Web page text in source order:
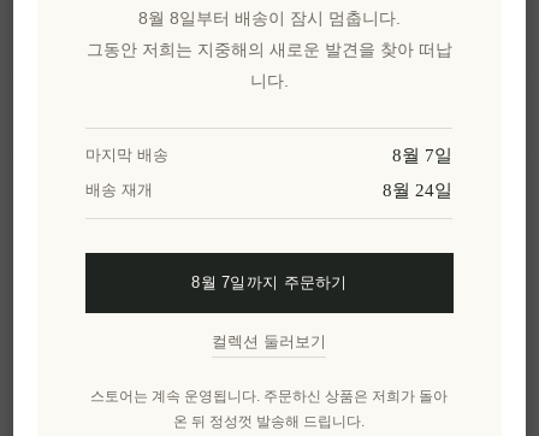
내 계정
8월 8일부터 배송이 잠시 멈춥니다.
그동안 저희는 지중해의 새로운 발견을 찾아 떠납
니다.
마지막 배송 8월 7일
배송 재개 8월 24일
8월 7일까지 주문하기
컬렉션 둘러보기
스토어는 계속 운영됩니다. 주문하신 상품은 저희가 돌아
온 뒤 정성껏 발송해 드립니다.